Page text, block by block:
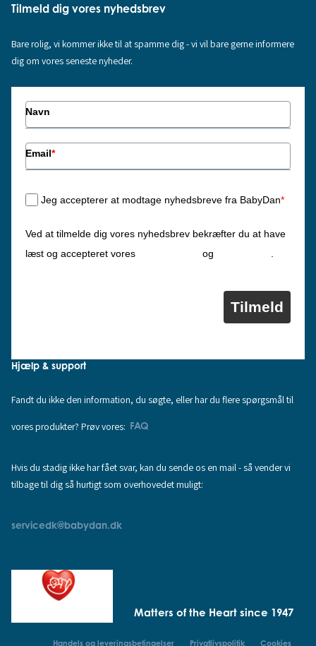
Tilmeld dig vores nyhedsbrev
Bare rolig, vi kommer ikke til at spamme dig - vi vil bare gerne informere
dig om vores seneste nyheder.
Navn
Email*
Jeg accepterer at modtage nyhedsbreve fra BabyDan*
Ved at tilmelde dig vores nyhedsbrev bekræfter du at have
læst og accepteret vores
og
Tilmeld
Hjælp & support
Fandt du ikke den information, du søgte, eller har du flere spørgsmål til
vores produkter? Prøv vores: FAQ
Hvis du stadig ikke har fået svar, kan du sende os en mail - så vender vi
tilbage til dig så hurtigt som overhovedet muligt:
servicedk@babydan.dk
Matters of the Heart since 1947
Handels og leveringsbetingelser Privatlivspolitik Cookies